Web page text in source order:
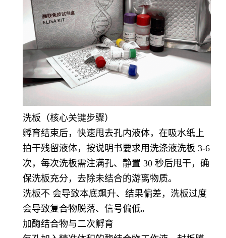
洗板（核心关键步骤）
孵育结束后，快速甩去孔内液体，在吸水纸上
拍干残留液体，按说明书要求用洗涤液洗板 3-6
次，每次洗板需注满孔、静置 30 秒后甩干，确
保洗板充分，去除未结合的游离物质。
洗板不 会导致本底飙升、结果偏差，洗板过度
会导致复合物脱落、信号偏低。
加酶结合物与二次孵育